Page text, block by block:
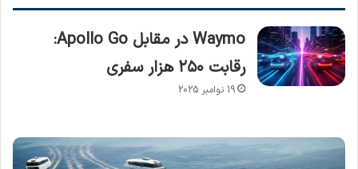
Waymo در مقابل Apollo Go:
رقابت ۲۵۰ هزار سفری
19 نوامبر 2025